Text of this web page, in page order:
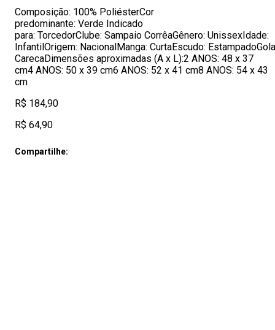
Composição: 100% PoliésterCor
predominante: Verde Indicado
para: TorcedorClube: Sampaio CorrêaGênero: UnissexIdade:
InfantilOrigem: NacionalManga: CurtaEscudo:
CarecaDimensões aproximadas (A x L):2 ANOS: 48 x 37
cm4 ANOS: 50 x 39 cm6 ANOS: 52 x 41 cm8 ANOS: 54 x 43
cm
R$ 184,90
R$ 64,90
Compartilhe: